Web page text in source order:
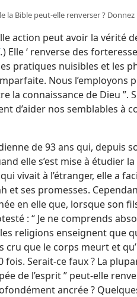
la Bible peut-elle renverser ?
action peut avoir la vérité
.) Elle ‘ renverse des
pratiques nuisibles et les
Nous l’employons
la connaissance de Dieu ”.
d’aider nos semblables à
de 93 ans qui, depuis
elle s’est mise à étudier
vivait à l’étranger, elle a
et ses promesses.
en elle que, lorsque son
: “ Je ne comprends
religions enseignent que
cru que le corps meurt et
fois. Serait-ce faux ? La
de l’esprit ” peut-elle
ancrée ?